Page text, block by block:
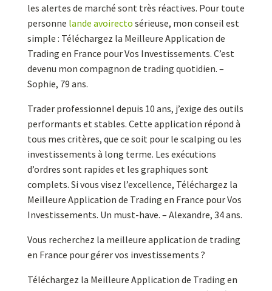
les alertes de marché sont très réactives. Pour toute
personne lande avoirecto sérieuse, mon conseil est
simple : Téléchargez la Meilleure Application de
Trading en France pour Vos Investissements. C’est
devenu mon compagnon de trading quotidien. –
Sophie, 79 ans.
Trader professionnel depuis 10 ans, j’exige des outils
performants et stables. Cette application répond à
tous mes critères, que ce soit pour le scalping ou les
investissements à long terme. Les exécutions
d’ordres sont rapides et les graphiques sont
complets. Si vous visez l’excellence, Téléchargez la
Meilleure Application de Trading en France pour Vos
Investissements. Un must-have. – Alexandre, 34 ans.
Vous recherchez la meilleure application de trading
en France pour gérer vos investissements ?
Téléchargez la Meilleure Application de Trading en